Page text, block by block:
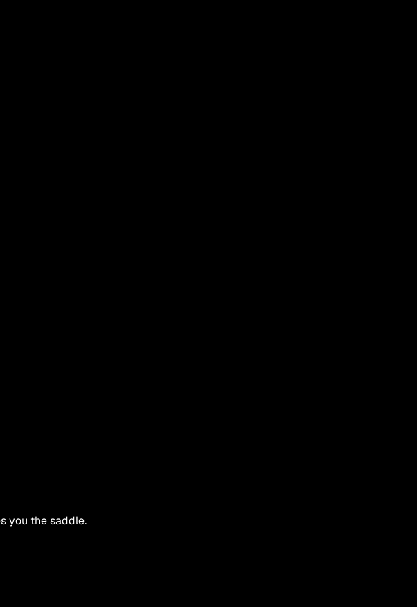
you the saddle.